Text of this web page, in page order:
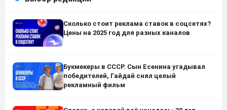
Сколько стоит реклама ставок в соцсетях?
Цены на 2025 год для разных каналов
Букмекеры в СССР. Сын Есенина угадывал
победителей, Гайдай снял целый
рекламный фильм